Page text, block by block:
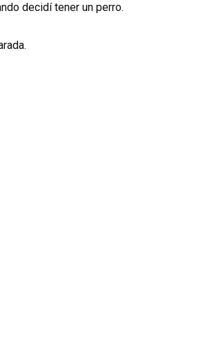
decidí tener un perro.